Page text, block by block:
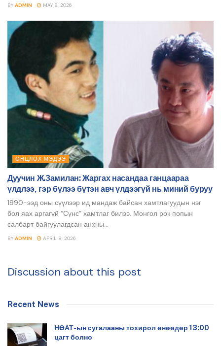
BY ADMIN MAY 8, 2026
ОНЦЛОХ МЭДЭЭ
Дуучин Ж.Замилан: Жаргах насандаа ганцаараа
үлдлээ, гэр бүлээ бүтэн авч үлдээгүй нь миний буруу
1990-ээд оны сүүлээр ид мандаж байсан хамтлагуудын нэг
бол яах аргагүй “Сүнс” хамтлаг билээ. Монгол рок попын
салбарт байгуулагдсан анхны...
BY ADMIN APRIL 8, 2026
Discussion about this post
Recent News
НӨАТ-ын сугалааны тохирол өнөөдөр 13:00
цагт болно